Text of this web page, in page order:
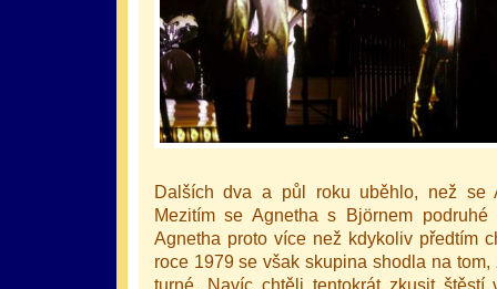
Dalších dva a půl roku uběhlo, než se
Mezitím se Agnetha s Björnem
Agnetha proto více než kdykoliv předtím
roce 1979 se však skupina shodla na
turné. Navíc chtěli tentokrát zkusit štěstí